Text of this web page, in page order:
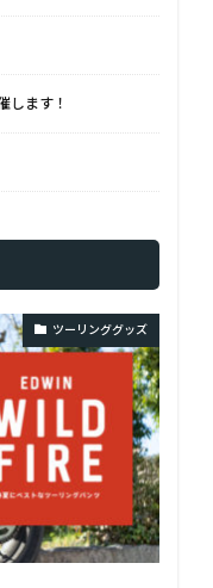
します！
ツーリンググッズ